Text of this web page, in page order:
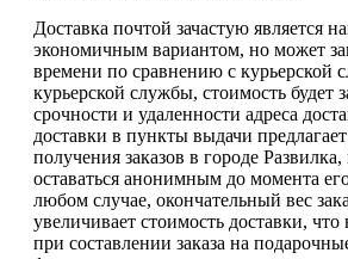
Доставка почтой зачастую является
экономичным вариантом, но может
времени по сравнению с курьерской
курьерской службы, стоимость будет
срочности и удаленности адреса
доставки в пункты выдачи
получения заказов в городе
оставаться анонимным до момента
любом случае, окончательный вес
увеличивает стоимость доставки,
при составлении заказа на